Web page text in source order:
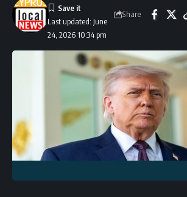
Last updated: June
24, 2026 10:34 pm
Share